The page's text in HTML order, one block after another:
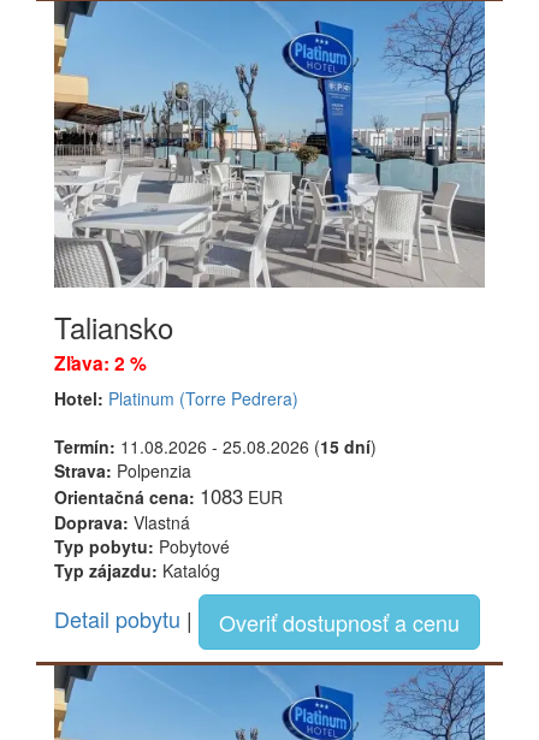
Taliansko
Zľava: 2 %
Hotel: Platinum (Torre Pedrera)
Termín: 11.08.2026 - 25.08.2026 (15 dní)
Strava: Polpenzia
Orientačná cena: 1083 EUR
Doprava: Vlastná
Typ pobytu: Pobytové
Typ zájazdu: Katalóg
Detail pobytu | Overiť dostupnosť a cenu